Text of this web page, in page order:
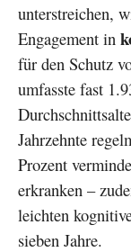
unterstreichen,
Engagement in
für den Schutz
umfasste fast
Jahrzehnte
Prozent
erkranken –
leichten
sieben Jahre.